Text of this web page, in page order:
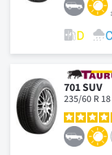
701 SUV
235/60 R